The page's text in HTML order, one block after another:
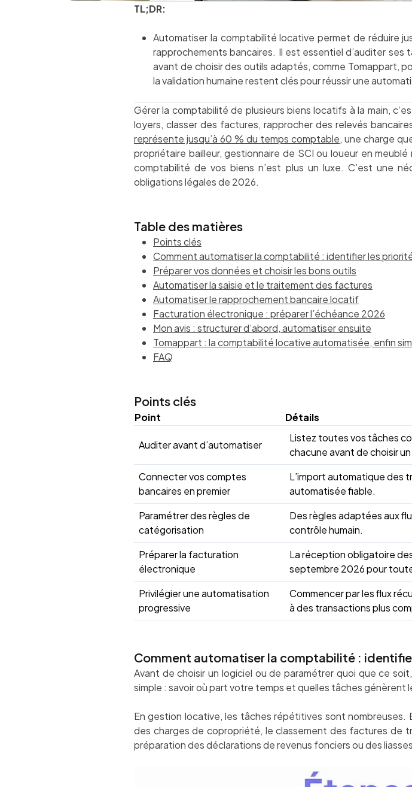
TL;DR:
Automatiser la comptabilité locative permet de réduire
rapprochements bancaires. Il est essentiel d’auditer
avant de choisir des outils adaptés, comme Tomappart,
la validation humaine restent clés pour réussir une
Gérer la comptabilité de plusieurs biens locatifs à la main,
loyers, classer des factures, rapprocher des relevés
représente jusqu’à 60 % du temps comptable, une charge
propriétaire bailleur, gestionnaire de SCI ou loueur en
comptabilité de vos biens n’est plus un luxe. C’est une
obligations légales de 2026.
Table des matières
Points clés
Comment automatiser la comptabilité : identifier les
Préparer vos données et choisir les bons outils
Automatiser la saisie et le traitement des factures
Automatiser le rapprochement bancaire locatif
Facturation électronique : préparer l’échéance 2026
Mon avis : structurer d’abord, automatiser ensuite
Tomappart : la comptabilité locative automatisée, enfin
FAQ
Points clés
Point Détails
Auditer avant d’automatiser
Listez toutes vos tâches
chacune avant de choisir
Connecter vos comptes
bancaires en premier
L’import automatique des
automatisée fiable.
Paramétrer des règles de
catégorisation
Des règles adaptées aux
contrôle humain.
Préparer la facturation
électronique
La réception obligatoire
septembre 2026 pour
Privilégier une automatisation
progressive
Commencer par les flux
à des transactions plus
Comment automatiser la comptabilité :
Avant de choisir un logiciel ou de paramétrer quoi que ce soit,
simple : savoir où part votre temps et quelles tâches génèrent
En gestion locative, les tâches répétitives sont nombreuses.
des charges de copropriété, le classement des factures de
préparation des déclarations de revenus fonciers ou des